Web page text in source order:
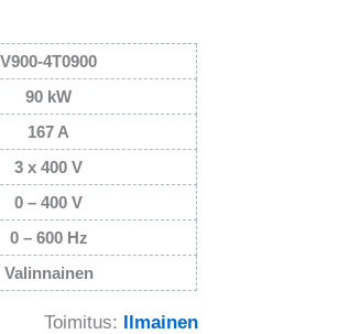
V900-4T0900
90 kW
167 A
3 x 400 V
0 – 400 V
0 – 600 Hz
Valinnainen
Toimitus: Ilmainen